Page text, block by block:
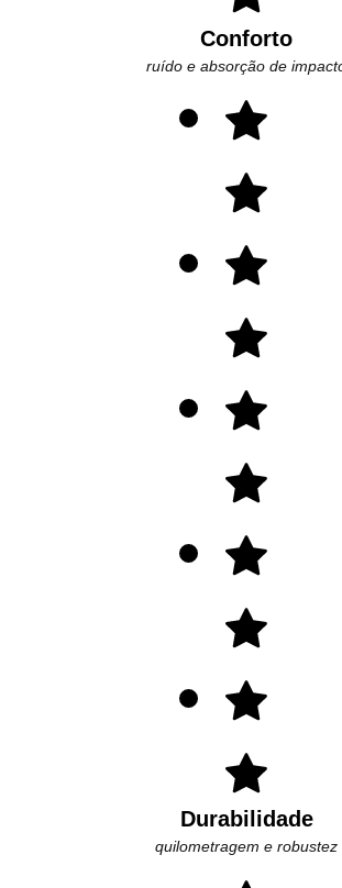
Conforto
ruído e absorção de
Durabilidade
quilometragem e robustez